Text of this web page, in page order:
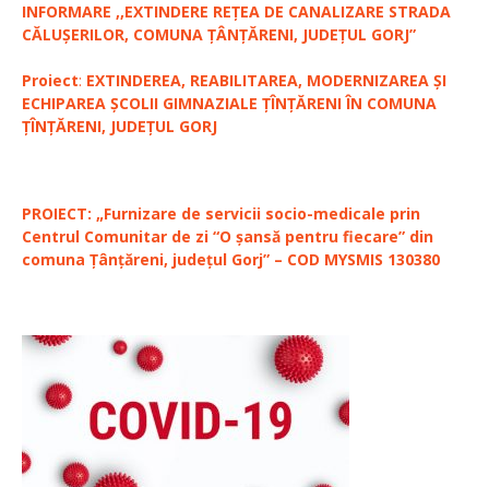
INFORMARE ,,EXTINDERE REȚEA DE CANALIZARE STRADA
CĂLUȘERILOR, COMUNA ȚÂNȚĂRENI, JUDEȚUL GORJ”
Proiect: EXTINDEREA, REABILITAREA, MODERNIZAREA ȘI
ECHIPAREA ȘCOLII GIMNAZIALE ȚÎNȚĂRENI ÎN COMUNA
ȚÎNȚĂRENI, JUDEȚUL GORJ
PROIECT: „Furnizare de servicii socio-medicale prin
Centrul Comunitar de zi “O șansă pentru fiecare” din
comuna Țânțăreni, județul Gorj” – COD MYSMIS 130380